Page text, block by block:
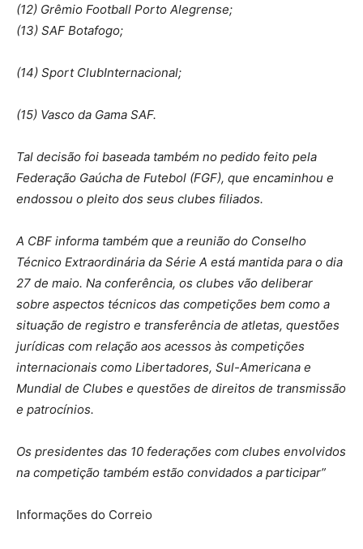
(12) Grêmio Football Porto Alegrense;
(13) SAF Botafogo;
(14) Sport ClubInternacional;
(15) Vasco da Gama SAF.
Tal decisão foi baseada também no pedido feito pela
Federação Gaúcha de Futebol (FGF), que encaminhou e
endossou o pleito dos seus clubes filiados.
A CBF informa também que a reunião do Conselho
Técnico Extraordinária da Série A está mantida para o dia
27 de maio. Na conferência, os clubes vão deliberar
sobre aspectos técnicos das competições bem como a
situação de registro e transferência de atletas, questões
jurídicas com relação aos acessos às competições
internacionais como Libertadores, Sul-Americana e
Mundial de Clubes e questões de direitos de transmissão
e patrocínios.
Os presidentes das 10 federações com clubes envolvidos
na competição também estão convidados a participar”
Informações do Correio